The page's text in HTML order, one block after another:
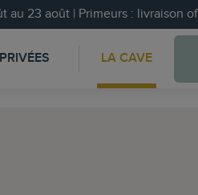
au 23 août | Primeurs : livraison
LA CAVE